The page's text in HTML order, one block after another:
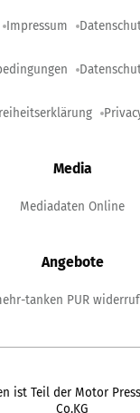
Impressum
Media
Mediadaten Online
Angebote
tanken PUR
ist Teil der Motor
Co.KG